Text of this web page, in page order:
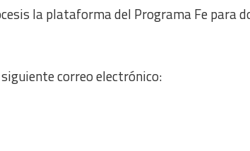
la plataforma del Programa Fe para
correo electrónico: